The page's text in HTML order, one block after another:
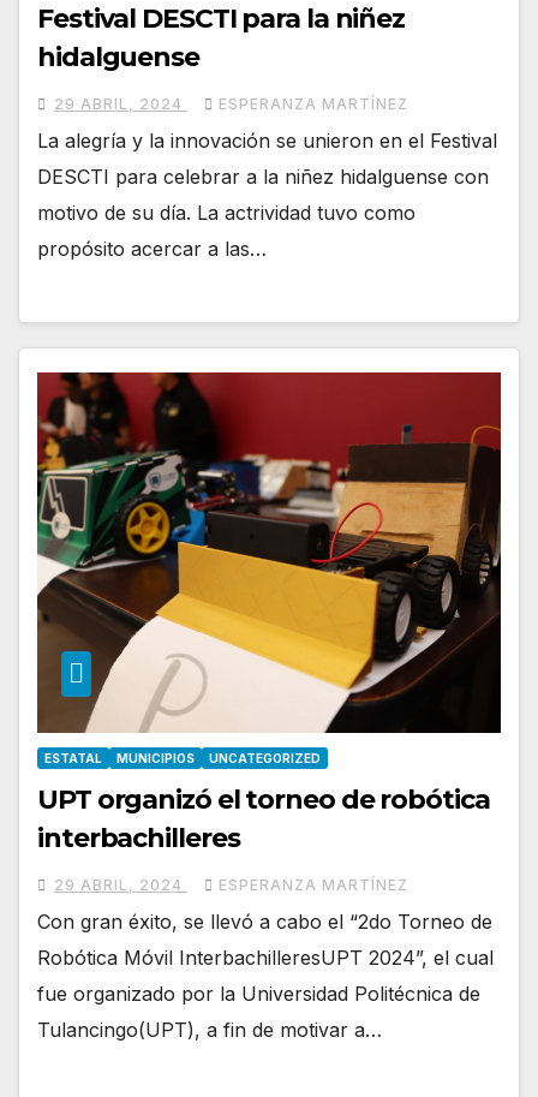
Festival DESCTI para la niñez
hidalguense
29 ABRIL, 2024 ESPERANZA MARTÍNEZ
La alegría y la innovación se unieron en el Festival
DESCTI para celebrar a la niñez hidalguense con
motivo de su día. La actrividad tuvo como
propósito acercar a las…
ESTATAL MUNICIPIOS UNCATEGORIZED
UPT organizó el torneo de robótica
interbachilleres
29 ABRIL, 2024 ESPERANZA MARTÍNEZ
Con gran éxito, se llevó a cabo el “2do Torneo de
Robótica Móvil InterbachilleresUPT 2024”, el cual
fue organizado por la Universidad Politécnica de
Tulancingo(UPT), a fin de motivar a…